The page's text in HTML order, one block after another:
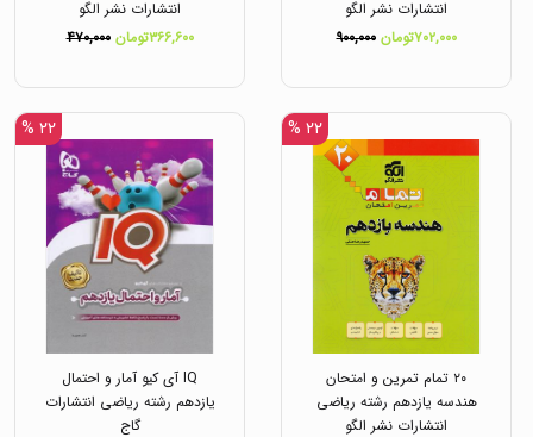
انتشارات نشر الگو
۷۰۲,۰۰۰تومان
۹۰۰,۰۰۰
انتشارات نشر الگو
۳۶۶,۶۰۰تومان
۴۷۰,۰۰۰
۲۲ %
۲۰ تمام تمرین و امتحان
هندسه یازدهم رشته ریاضی
انتشارات نشر الگو
۲۲ %
IQ آی کیو آمار و احتمال
یازدهم رشته ریاضی انتشارات
گاج